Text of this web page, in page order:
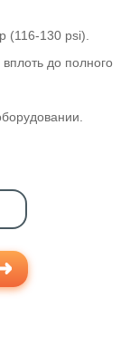
(116-130 psi).
до полного